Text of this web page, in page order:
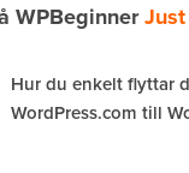
WPBeginner
Hur du enkelt flyttar
WordPress.com till